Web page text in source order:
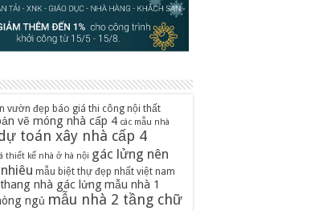
vườn đẹp báo giá thi công nội thất
vẽ móng nhà cấp 4 các mẫu nhà
toán xây nhà cấp 4
thiết kế nhà ở hà nội gác lửng nên
mẫu biệt thự đẹp nhất việt nam
nhà gác lửngmẫu nhà 1
ngủ mẫu nhà 2 tầng chữ